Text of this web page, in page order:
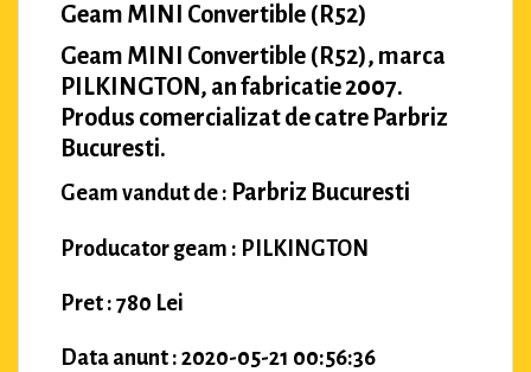
Geam MINI Convertible (R52)
Geam MINI Convertible (R52), marca
PILKINGTON, an fabricatie 2007.
Produs comercializat de catre Parbriz
Bucuresti.
Geam vandut de : Parbriz Bucuresti
Producator geam : PILKINGTON
Pret : 780 Lei
Data anunt : 2020-05-21 00:56:36